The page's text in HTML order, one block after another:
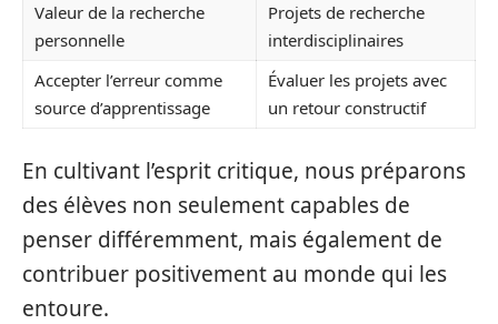
Valeur de la recherche
personnelle
Projets de recherche
interdisciplinaires
Accepter l’erreur comme
source d’apprentissage
Évaluer les projets avec
un retour constructif
En cultivant l’esprit critique, nous préparons
des élèves non seulement capables de
penser différemment, mais également de
contribuer positivement au monde qui les
entoure.